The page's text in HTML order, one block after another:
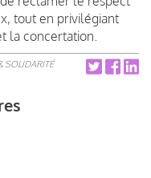
tout en privilégiant
la concertation.
SOLIDARITÉ